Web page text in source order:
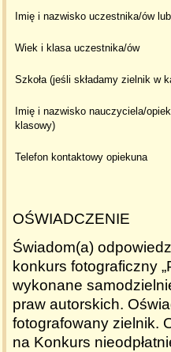
Imię i nazwisko uczestnika/ów
Wiek i klasa uczestnika/ów
Szkoła (jeśli składamy zielnik w
Imię i nazwisko nauczyciela/
klasowy)
Telefon kontaktowy opiekuna
OŚWIADCZENIE
Świadom(a)
konkurs fotograficzny
wykonane
praw autorskich.
fotografowany zielnik.
na Konkurs